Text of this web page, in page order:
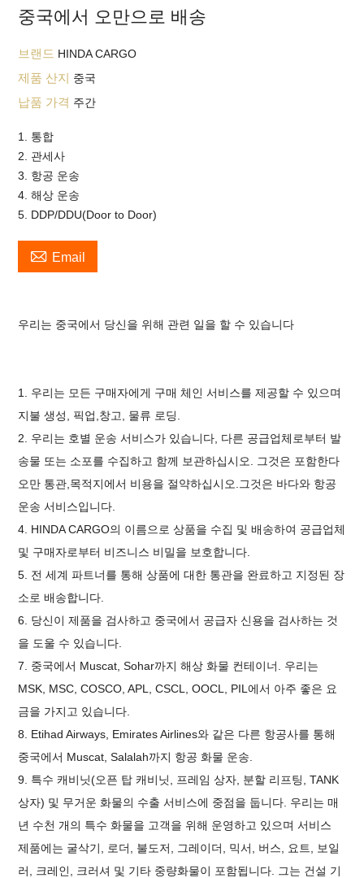
중국에서 오만으로 배송
브랜드 HINDA CARGO
제품 산지 중국
납품 가격 주간
1. 통합
2. 관세사
3. 항공 운송
4. 해상 운송
5. DDP/DDU(Door to Door)
 Email
우리는 중국에서 당신을 위해 관련 일을 할 수 있습니다
1. 우리는 모든 구매자에게 구매 체인 서비스를 제공할 수 있으며
지불 생성
, 픽업, 창고
, 물류 로딩.
2. 우리는 호별 운송 서비스가 있습니다, 다른 공급업체로부터 발
송물 또는 소포를 수집하고 함께 보관하십시오. 그것은 포함한다
오만 통관, 목적지에서 비용을 절약하십시오. 그것은 바다와 항공
운송 서비스입니다.
4. HINDA CARGO의 이름으로 상품을 수집 및 배송하여 공급업체
및 구매자로부터 비즈니스 비밀을 보호합니다.
5. 전 세계 파트너를 통해 상품에 대한 통관을 완료하고 지정된 장
소로 배송합니다.
6. 당신이 제품을 검사하고 중국에서 공급자 신용을 검사하는 것
을 도울 수 있습니다.
7. 중국에서 Muscat, Sohar까지 해상 화물 컨테이너. 우리는
MSK, MSC, COSCO, APL, CSCL, OOCL, PIL에서 아주 좋은 요
금을 가지고 있습니다.
8. Etihad Airways, Emirates Airlines와 같은 다른 항공사를 통해
중국에서 Muscat, Salalah까지 항공 화물 운송.
9. 특수 캐비닛(오픈 탑 캐비닛, 프레임 상자, 분할 리프팅, TANK
상자) 및 무거운 화물의 수출 서비스에 중점을 둡니다. 우리는 매
년 수천 개의 특수 화물을 고객을 위해 운영하고 있으며 서비스
제품에는 굴삭기, 로더, 불도저, 그레이더, 믹서, 버스, 요트, 보일
러, 크레인, 크러셔 및 기타 중량화물이 포함됩니다. 그는 건설 기